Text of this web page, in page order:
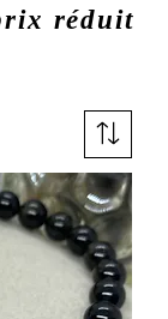
réduit